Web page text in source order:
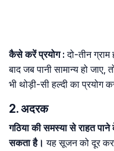
कैसे करें प्रयोग: दो-तीन
बाद जब पानी सामान्य हो
भी थोड़ी-सी हल्दी का प्रयोग
2. अदरक
गठिया की समस्या से राहत
सकता है। यह सूजन को दूर